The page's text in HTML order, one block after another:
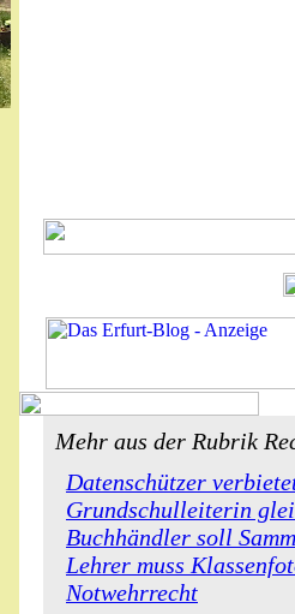
Mehr aus der Rubrik
Datenschützer
Grundschulleiterin
Buchhändler soll
Lehrer muss
Notwehrrecht